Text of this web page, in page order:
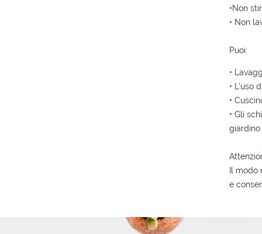
•Non
• Non
Puoi:
•
• L'uso
•
• Gli
giardino
Il
e